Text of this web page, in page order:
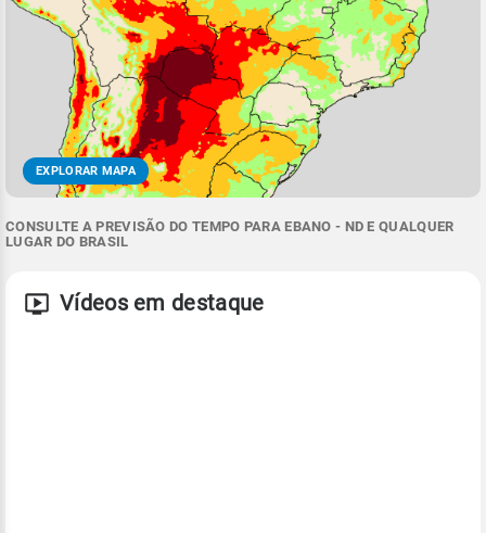
EXPLORAR MAPA
CONSULTE A PREVISÃO DO TEMPO PARA EBANO - ND E QUALQUER
LUGAR DO BRASIL
Vídeos em destaque